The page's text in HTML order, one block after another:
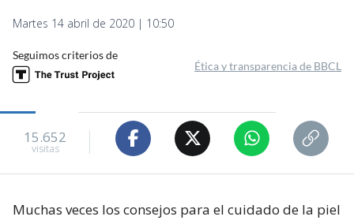
Martes 14 abril de 2020 | 10:50
Seguimos criterios de
Ética y transparencia de BBCL
15.652
visitas
Muchas veces los consejos para el cuidado de la piel